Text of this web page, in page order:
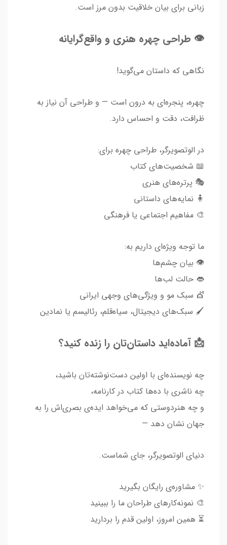
زبانی برای بیان خلاقیت بدون مرز است.
👁️ طراحی چهره هنری و واقع‌گرایانه
نگاهی که داستان می‌گوید!
چهره، پنجره‌ای به درون است — و طراحی آن نیاز به
ظرافت، دقت و احساس دارد.
در الوتصویرگر، طراحی چهره برای:
📖 شخصیت‌های کتاب
🎭 پرتره‌های هنری
🧍 نمایه‌های داستانی
🎨 مفاهیم اجتماعی یا فرهنگی
ما توجه ویژه‌ای داریم به:
👁️ بیان چشم‌ها
👄 حالت لب‌ها
💇 سبک مو و ویژگی‌های وجهی ایرانی
🖌️ سبک‌های دیجیتال، سیاه‌قلم، رئالیسم یا نمادین
📩 آماده‌اید داستان‌تان را زنده کنید؟
چه نویسنده‌ای با اولین دست‌نوشته‌تان باشید،
چه ناشری با ده‌ها کتاب در کارنامه،
و چه هنردوستی که می‌خواهد ایده‌ی بصری‌اش را به
جهان نشان دهد —
دنیای الوتصویرگر، جای شماست.
✨ مشاوره‌ی رایگان بگیرید
🎨 نمونه‌کارهای طراحان ما را ببینید
⏳ همین امروز، اولین قدم را بردارید